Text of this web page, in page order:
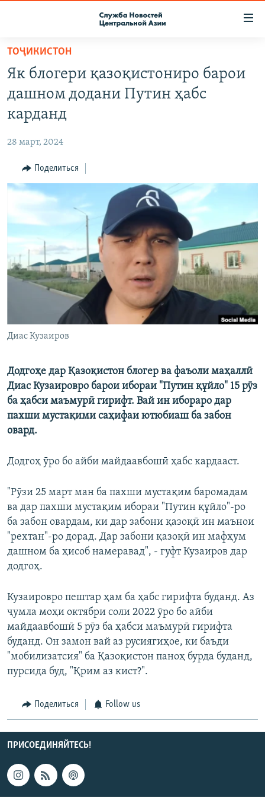
Вернуться
основному
содержанию
главной
навигации
Вернутся
поиску
О ПРОЕКТЕ
НАСТОЯЩЕЕ ВРЕМЯ
МИГРАНТ МЕДИА
ТОҶИКИСТОН
Як блогери қазоқистониро барои
дашном додани Путин ҳабс
карданд
28 март, 2024
Поделиться
Диас Кузаиров
Додгоҳе дар Қазоқистон блогер ва фаъоли маҳаллӣ
Диас Кузаировро барои ибораи "Путин құйло" 15 рӯз
ба ҳабси маъмурӣ гирифт. Вай ин ибораро дар
пахши мустақими саҳифаи ютюбиаш ба забон
овард.
Додгоҳ ӯро бо айби майдаавбошӣ ҳабс кардааст.
"Рӯзи 25 март ман ба пахши мустақим баромадам
ва дар пахши мустақим ибораи "Путин құйло"-ро
ба забон овардам, ки дар забони қазоқӣ ин маънои
"рехтан"-ро дорад. Дар забони қазоқӣ ин мафҳум
дашном ба ҳисоб намеравад", - гуфт Кузаиров дар
додгоҳ.
Кузаировро пештар ҳам ба ҳабс гирифта буданд. Аз
ҷумла моҳи октябри соли 2022 ӯро бо айби
майдаавбошӣ 5 рӯз ба ҳабси маъмурӣ гирифта
буданд. Он замон вай аз русиягиҳое, ки баъди
"мобилизатсия" ба Қазоқистон паноҳ бурда буданд,
пурсида буд, "Қрим аз кист?".
Поделиться Follow us
ПРИСОЕДИНЯЙТЕСЬ!